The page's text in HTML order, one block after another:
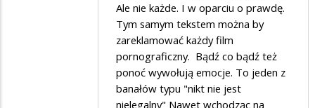
Ale nie każde. I w oparciu o prawdę.
Tym samym tekstem można by
zareklamować każdy film
pornograficzny. Bądź co bądź też
ponoć wywołują emocje. To jeden z
banałów typu "nikt nie jest
nielegalny" Nawet wchodząc na